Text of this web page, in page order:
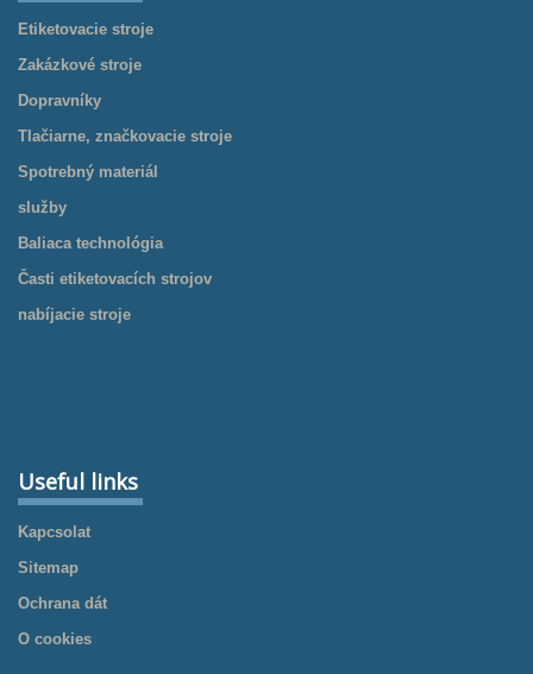
Etiketovacie stroje
Zakázkové stroje
Dopravníky
Tlačiarne, značkovacie stroje
Spotrebný materiál
služby
Baliaca technológia
Časti etiketovacích strojov
nabíjacie stroje
Useful links
Kapcsolat
Sitemap
Ochrana dát
O cookies